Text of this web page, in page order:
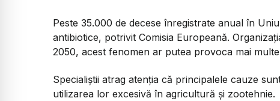
Peste 35.000 de decese înregistrate anual în
antibiotice, potrivit Comisia Europeană.
2050, acest fenomen ar putea provoca mai
Specialiștii atrag atenția că principalele cauze
utilizarea lor excesivă în agricultură și zootehnie.